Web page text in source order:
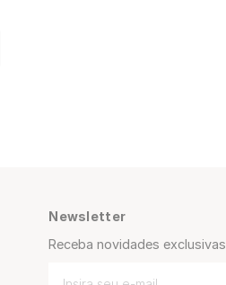
Newsletter
Receba novidades exclusivas